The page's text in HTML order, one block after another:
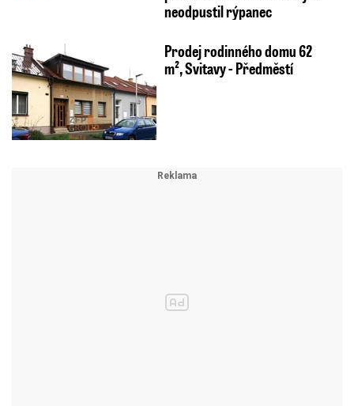
neodpustil rýpanec
Prodej rodinného domu 62
m², Svitavy - Předměstí